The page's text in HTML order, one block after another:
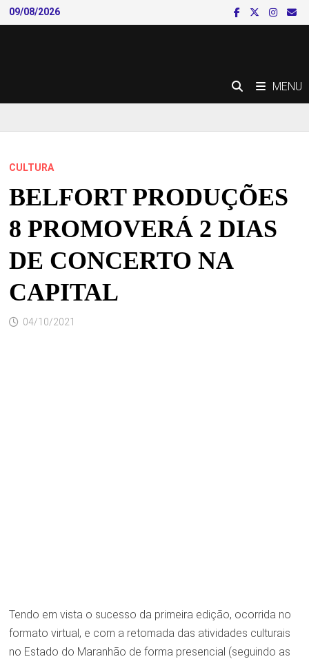
Skip
to
09/08/2026
MENU
CULTURA
BELFORT PRODUÇÕES
8 PROMOVERÁ 2 DIAS
DE CONCERTO NA
CAPITAL
04/10/2021
Tendo em vista o sucesso da primeira edição, ocorrida no
formato virtual, e com a retomada das atividades culturais
no Estado do Maranhão de forma presencial (seguindo as